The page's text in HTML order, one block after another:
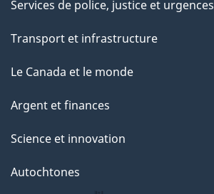
Services de police, justice et urgences
Transport et infrastructure
Le Canada et le monde
Argent et finances
Science et innovation
Autochtones